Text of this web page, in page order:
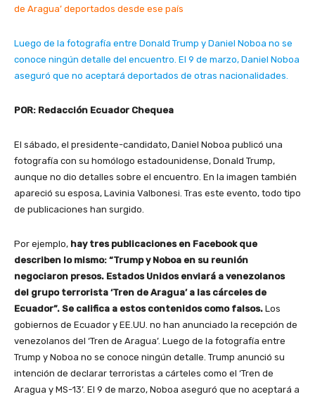
de Aragua’ deportados desde ese país
Luego de la fotografía entre Donald Trump y Daniel Noboa no se
conoce ningún detalle del encuentro. El 9 de marzo, Daniel Noboa
aseguró que no aceptará deportados de otras nacionalidades.
POR: Redacción Ecuador Chequea
El sábado, el presidente-candidato, Daniel Noboa publicó una
fotografía con su homólogo estadounidense, Donald Trump,
aunque no dio detalles sobre el encuentro. En la imagen también
apareció su esposa, Lavinia Valbonesi. Tras este evento, todo tipo
de publicaciones han surgido.
Por ejemplo, hay tres publicaciones en Facebook que
describen lo mismo: “Trump y Noboa en su reunión
negociaron presos. Estados Unidos enviará a venezolanos
del grupo terrorista ‘Tren de Aragua’ a las cárceles de
Ecuador”. Se califica a estos contenidos como falsos. Los
gobiernos de Ecuador y EE.UU. no han anunciado la recepción de
venezolanos del ‘Tren de Aragua’. Luego de la fotografía entre
Trump y Noboa no se conoce ningún detalle. Trump anunció su
intención de declarar terroristas a cárteles como el ‘Tren de
Aragua y MS-13’. El 9 de marzo, Noboa aseguró que no aceptará a